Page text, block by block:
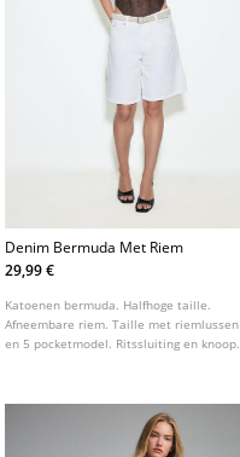
Denim Bermuda Met Riem
29,99 €
Katoenen bermuda. Halfhoge taille.
Afneembare riem. Taille met riemlussen
en 5 pocketmodel. Ritssluiting en knoop